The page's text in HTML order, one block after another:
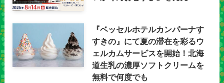
『ベッセルホテルカンパーナす
すきの』にて夏の滞在を彩るウ
ェルカムサービスを開始！北海
道生乳の濃厚ソフトクリームを
無料で何度でも